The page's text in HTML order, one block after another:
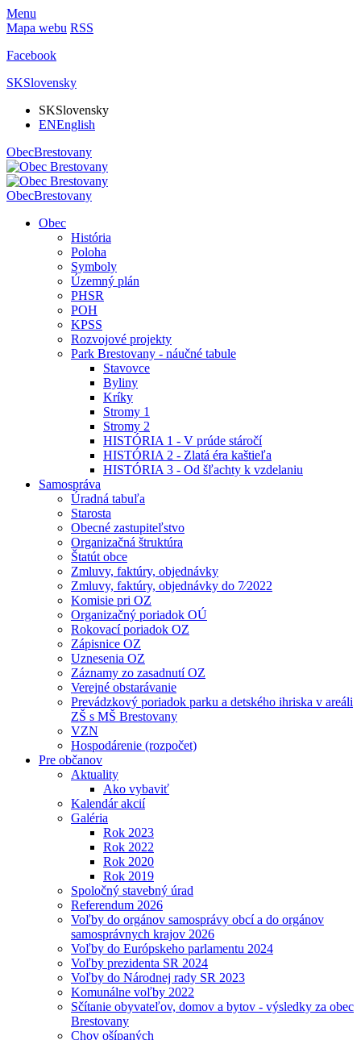
Menu
Mapa webu RSS
Facebook
SKSlovensky
SKSlovensky
ENEnglish
ObecBrestovany
ObecBrestovany
Obec
História
Poloha
Symboly
Územný plán
PHSR
POH
KPSS
Rozvojové projekty
Park Brestovany - náučné tabule
Stavovce
Byliny
Kríky
Stromy 1
Stromy 2
HISTÓRIA 1 - V prúde stáročí
HISTÓRIA 2 - Zlatá éra kaštieľa
HISTÓRIA 3 - Od šľachty k vzdelaniu
Samospráva
Úradná tabuľa
Starosta
Obecné zastupiteľstvo
Organizačná štruktúra
Štatút obce
Zmluvy, faktúry, objednávky
Zmluvy, faktúry, objednávky do 7⁄2022
Komisie pri OZ
Organizačný poriadok OÚ
Rokovací poriadok OZ
Zápisnice OZ
Uznesenia OZ
Záznamy zo zasadnutí OZ
Verejné obstarávanie
Prevádzkový poriadok parku a detského ihriska v areáli
ZŠ s MŠ Brestovany
VZN
Hospodárenie (rozpočet)
Pre občanov
Aktuality
Ako vybaviť
Kalendár akcií
Galéria
Rok 2023
Rok 2022
Rok 2020
Rok 2019
Spoločný stavebný úrad
Referendum 2026
Voľby do orgánov samosprávy obcí a do orgánov
samosprávnych krajov 2026
Voľby do Európskeho parlamentu 2024
Voľby prezidenta SR 2024
Voľby do Národnej rady SR 2023
Komunálne voľby 2022
Sčítanie obyvateľov, domov a bytov - výsledky za obec
Brestovany
Chov ošípaných